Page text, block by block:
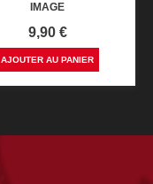
IMAGE
Prix
9,90 €
AJOUTER AU PANIER